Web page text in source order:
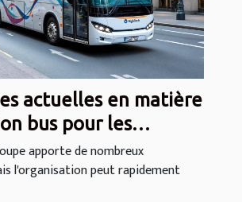
actuelles en matière
bus pour les
groupe
apporte de nombreux
l'organisation peut rapidement